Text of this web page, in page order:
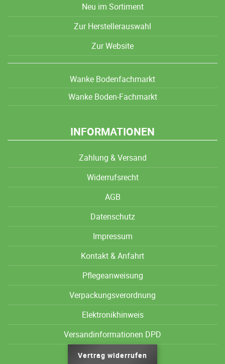
Neu im Sortiment
Zur Herstellerauswahl
Zur Website
Wanke Bodenfachmarkt
Wanke Boden-Fachmarkt
INFORMATIONEN
Zahlung & Versand
Widerrufsrecht
AGB
Datenschutz
Impressum
Kontakt & Anfahrt
Pflegeanweisung
Verpackungsverordnung
Elektronikhinweis
Versandinformationen DPD
Vertrag widerrufen